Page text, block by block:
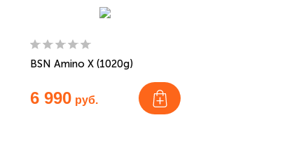
BSN Amino X (1020g)
6 990 руб.